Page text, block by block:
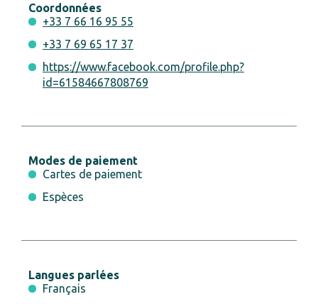
Coordonnées
+33 7 66 16 95 55
+33 7 69 65 17 37
https://www.facebook.com/profile.php?
id=61584667808769
Modes de paiement
Cartes de paiement
Espèces
Langues parlées
Français